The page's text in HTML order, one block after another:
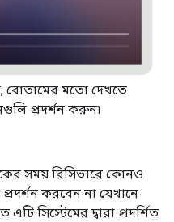
বোতামের মতো দেখতে
প্রদর্শন করুন৷
সময় রিসিভারে কোনও
প্রদর্শন করবেন না যেখানে
সিস্টেমের দ্বারা প্রদর্শিত